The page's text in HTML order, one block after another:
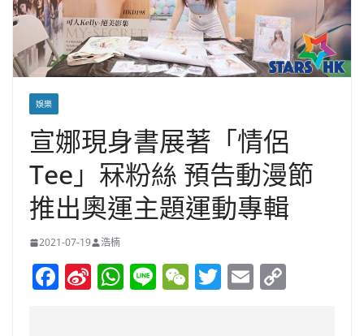
娛樂
宣娜現身書展著「情侶
Tee」冧粉絲 預告動漫節
推出奧運主題運動專輯
2021-07-19 浩楠
F Si W Li W T E